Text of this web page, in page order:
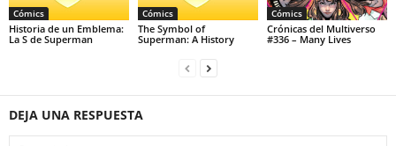
Cómics
Historia de un Emblema:
La S de Superman
Cómics
The Symbol of
Superman: A History
Cómics
Crónicas del Multiverso
#336 – Many Lives
DEJA UNA RESPUESTA